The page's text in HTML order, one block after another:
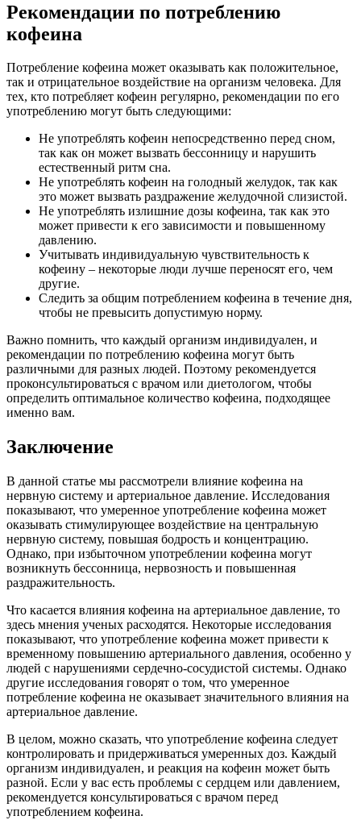
Рекомендации по потреблению
кофеина
Потребление кофеина может оказывать как положительное,
так и отрицательное воздействие на организм человека. Для
тех, кто потребляет кофеин регулярно, рекомендации по его
употреблению могут быть следующими:
Не употреблять кофеин непосредственно перед сном,
так как он может вызвать бессонницу и нарушить
естественный ритм сна.
Не употреблять кофеин на голодный желудок, так как
это может вызвать раздражение желудочной слизистой.
Не употреблять излишние дозы кофеина, так как это
может привести к его зависимости и повышенному
давлению.
Учитывать индивидуальную чувствительность к
кофеину – некоторые люди лучше переносят его, чем
другие.
Следить за общим потреблением кофеина в течение дня,
чтобы не превысить допустимую норму.
Важно помнить, что каждый организм индивидуален, и
рекомендации по потреблению кофеина могут быть
различными для разных людей. Поэтому рекомендуется
проконсультироваться с врачом или диетологом, чтобы
определить оптимальное количество кофеина, подходящее
именно вам.
Заключение
В данной статье мы рассмотрели влияние кофеина на
нервную систему и артериальное давление. Исследования
показывают, что умеренное употребление кофеина может
оказывать стимулирующее воздействие на центральную
нервную систему, повышая бодрость и концентрацию.
Однако, при избыточном употреблении кофеина могут
возникнуть бессонница, нервозность и повышенная
раздражительность.
Что касается влияния кофеина на артериальное давление, то
здесь мнения ученых расходятся. Некоторые исследования
показывают, что употребление кофеина может привести к
временному повышению артериального давления, особенно у
людей с нарушениями сердечно-сосудистой системы. Однако
другие исследования говорят о том, что умеренное
потребление кофеина не оказывает значительного влияния на
артериальное давление.
В целом, можно сказать, что употребление кофеина следует
контролировать и придерживаться умеренных доз. Каждый
организм индивидуален, и реакция на кофеин может быть
разной. Если у вас есть проблемы с сердцем или давлением,
рекомендуется консультироваться с врачом перед
употреблением кофеина.